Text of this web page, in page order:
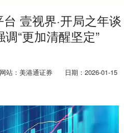
壹视界·开局之年谈
“更加清醒坚定”
网站：美港通证券
日期：2026-01-15